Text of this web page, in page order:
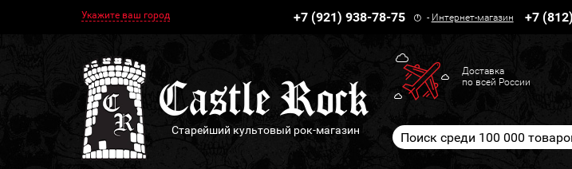
Укажите ваш город +7 (921) 938-78-75 - Интернет-магазин +7
Старейший культовый рок-магазин
Доставка
по всей России